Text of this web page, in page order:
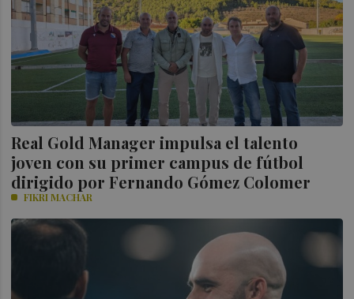
Real Gold Manager impulsa el talento
joven con su primer campus de fútbol
dirigido por Fernando Gómez Colomer
FIKRI MACHAR